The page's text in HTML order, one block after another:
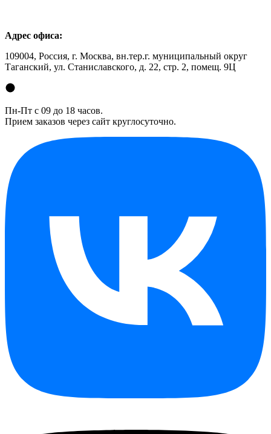
Адрес офиса:
109004, Россия, г. Москва, вн.тер.г. муниципальный округ
Таганский, ул. Станиславского, д. 22, стр. 2, помещ. 9Ц
Пн-Пт с 09 до 18 часов.
Прием заказов через сайт круглосуточно.